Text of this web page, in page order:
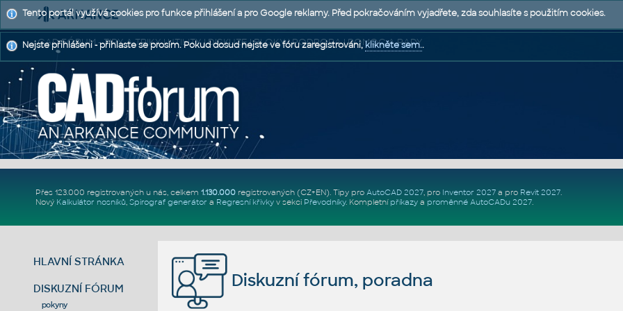
CAD FÓRUM - TIPY A TRIKY | UTILITY | DISKUZE | BLOKY | PODPORA | POMOC A RADY
Přes 123.000 registrovaných u nás, celkem 1.130.000registrovaných (CZ+EN). Tipy pro AutoCAD 2027, pro Inventor 2027a pro Revit 2027.
Nový Kalkulátor nosníků, Spirograf generátor a Regresní křivkyv sekci Převodníky. Kompletní příkazya proměnné AutoCADu 2027.
HLAVNÍ STRÁNKA
DISKUZNÍ FÓRUM
pokyny
Diskuzní fórum, poradna
Tento portál využívá cookies pro funkce přihlášení a pro Google reklamy. Před pokračováním vyjadřete, zda souhlasíte s použitím cookies.
Nejste přihlášeni - přihlaste se prosím. Pokud dosud nejste ve fóru zaregistrováni,klikněte sem..